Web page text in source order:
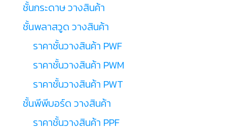
ชั้นกระดาษ วางสินค้า
ชั้นพลาสวูด วางสินค้า
ราคาชั้นวางสินค้า PWF
ราคาชั้นวางสินค้า PWM
ราคาชั้นวางสินค้า PWT
ชั้นพีพีบอร์ด วางสินค้า
ราคาชั้นวางสินค้า PPF